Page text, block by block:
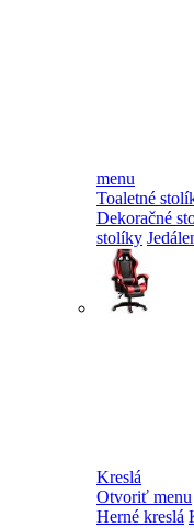
menu
Toaletné
Dekoračné
stolíky
Kreslá
Otvoriť menu
Herné kreslá